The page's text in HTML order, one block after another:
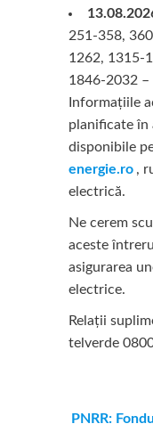
251-358,
1262, 1315-
1846-2032
Informațiile
planificate în
disponibile
energie.ro ,
electrică.
Ne cerem
aceste
asigurarea
electrice.
Relații
telverde
PNRR: